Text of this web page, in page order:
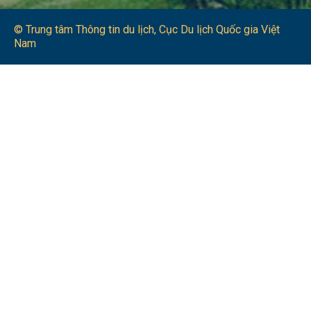
© Trung tâm Thông tin du lịch​, Cục Du lịch Quốc gia Việt
Nam